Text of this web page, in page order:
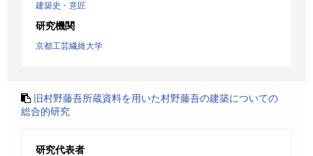
建築史・意匠
研究機関
京都工芸繊維大学
旧村野藤吾所蔵資料を用いた村野藤吾の建築についての
総合的研究
研究代表者